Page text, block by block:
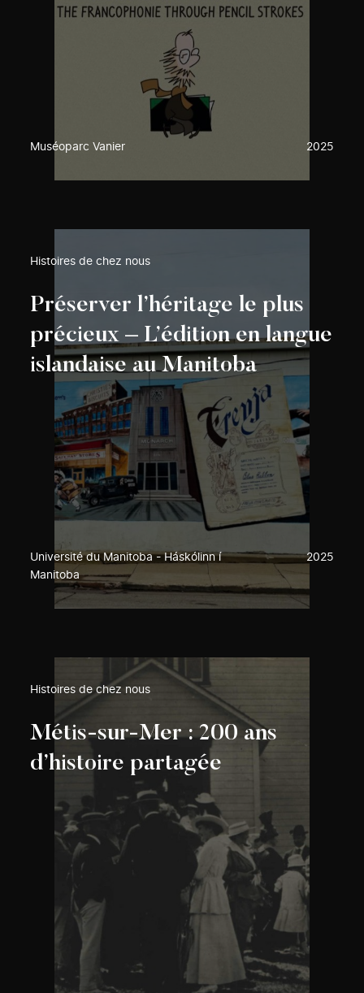
Muséoparc Vanier 2025
Histoires de chez nous
Préserver l’héritage le plus
précieux – L’édition en langue
islandaise au Manitoba
Université du Manitoba - Háskólinn í
Manitoba
2025
Histoires de chez nous
Métis-sur-Mer : 200 ans
d’histoire partagée